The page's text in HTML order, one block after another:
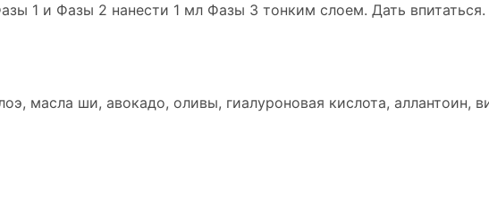
1 и Фазы 2 нанести 1 мл Фазы 3 тонким слоем. Дать
масла ши, авокадо, оливы, гиалуроновая кислота, аллантоин,